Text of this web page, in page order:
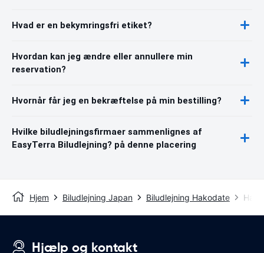
Hvad er en bekymringsfri etiket?
Hvordan kan jeg ændre eller annullere min
reservation?
Hvornår får jeg en bekræftelse på min bestilling?
Hvilke biludlejningsfirmaer sammenlignes af
EasyTerra Biludlejning? på denne placering
Hjem Biludlejning Japan Biludlejning Hakodate
Hjælp og kontakt